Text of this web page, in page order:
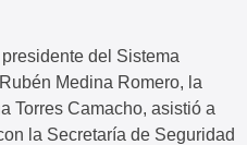
del Sistema
Medina Romero, la
Torres Camacho, asistió a
la Secretaría de Seguridad